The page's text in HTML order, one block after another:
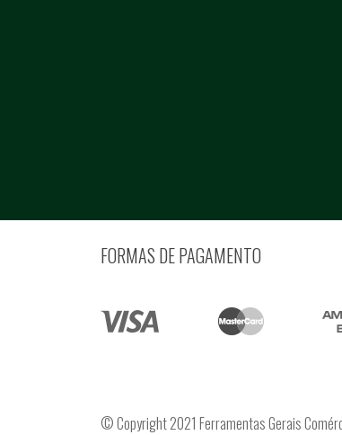
FORMAS DE PAGAMENTO
© Copyright 2021 Ferramentas Gerais